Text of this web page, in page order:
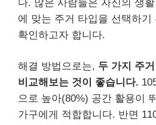
다. 많은 사람들은 자신의 생
에 맞는 주거 타입을 선택하기
확인하고자 합니다.
해결 방법으로는, 두 가지 주
비교해보는 것이 좋습니다.
으로 높아(80%) 공간 활용이
가구에게 적합합니다. 반면